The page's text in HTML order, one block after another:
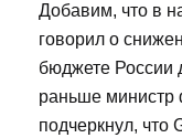
Добавим, что в
говорил о
бюджете России
раньше министр
подчеркнул, что